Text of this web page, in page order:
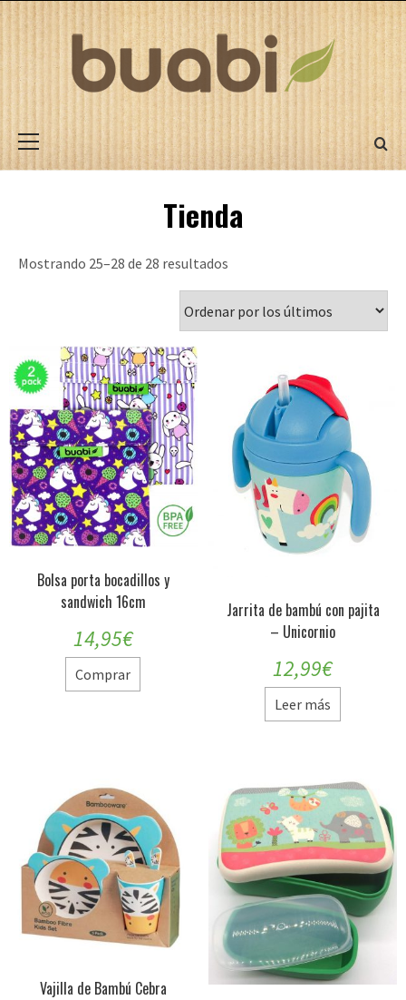
Saltar
contenido
BPA Free Eco-Friendly Zero Waste
Menú
principal
Tienda
Mostrando 25–28 de 28 resultados
Bolsa porta bocadillos y
sandwich 16cm
14,95€
Comprar
Jarrita de bambú con pajita
– Unicornio
12,99€
Leer más
Vajilla de Bambú Cebra